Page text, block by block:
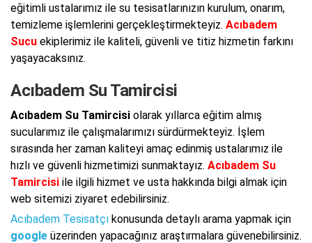
eğitimli ustalarımız ile su tesisatlarınızın kurulum, onarım,
temizleme işlemlerini gerçekleştirmekteyiz. Acıbadem
Sucu ekiplerimiz ile kaliteli, güvenli ve titiz hizmetin farkını
yaşayacaksınız.
Acıbadem Su Tamircisi
Acıbadem Su Tamircisi olarak yıllarca eğitim almış
sucularımız ile çalışmalarımızı sürdürmekteyiz. İşlem
sırasında her zaman kaliteyi amaç edinmiş ustalarımız ile
hızlı ve güvenli hizmetimizi sunmaktayız. Acıbadem Su
Tamircisi ile ilgili hizmet ve usta hakkında bilgi almak için
web sitemizi ziyaret edebilirsiniz.
Acıbadem Tesisatçı konusunda detaylı arama yapmak için
google üzerinden yapacağınız araştırmalara güvenebilirsiniz.